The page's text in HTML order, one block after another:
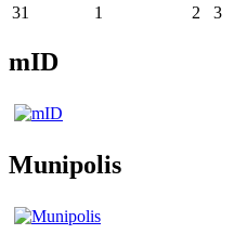
31 1 2 3
mID
Munipolis